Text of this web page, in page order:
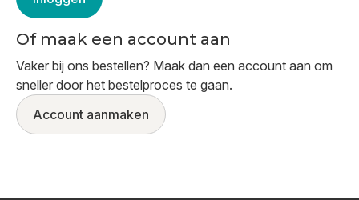
Of maak een account aan
Vaker bij ons bestellen? Maak dan een account aan om
sneller door het bestelproces te gaan.
Account aanmaken